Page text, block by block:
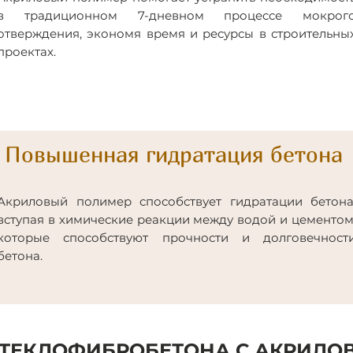
традиционном 7-дневном процессе
экономя время и ресурсы в
Повышенная гидратация бетона
полимер способствует гидратации
в химические реакции между водой и
способствуют прочности и